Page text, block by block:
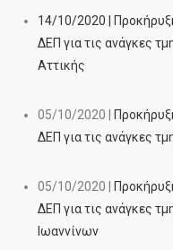
14/10/2020 |
ΔΕΠ για τις ανάγκες
Αττικής
05/10/2020 |
ΔΕΠ για τις ανάγκες
05/10/2020 |
ΔΕΠ για τις ανάγκες
Ιωαννίνων